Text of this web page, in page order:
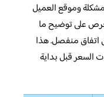
وموقع العميل
على توضيح ما
اتفاق منفصل. هذا
السعر قبل بداية